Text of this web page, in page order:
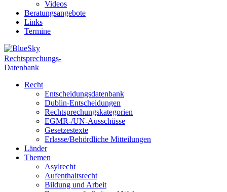
Videos
Beratungsangebote
Links
Termine
Rechtsprechungs-
Datenbank
Recht
Entscheidungsdatenbank
Dublin-Entscheidungen
Rechtsprechungskategorien
EGMR-/UN-Ausschüsse
Gesetzestexte
Erlasse/Behördliche Mitteilungen
Länder
Themen
Asylrecht
Aufenthaltsrecht
Bildung und Arbeit